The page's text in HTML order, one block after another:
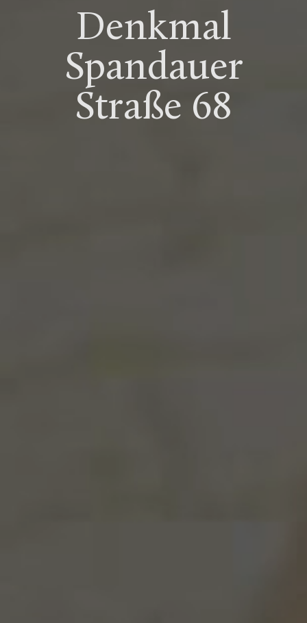
Denkmal
Spandauer
Straße 68